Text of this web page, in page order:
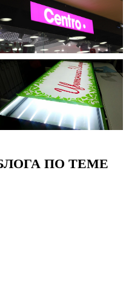
ПО ТЕМЕ